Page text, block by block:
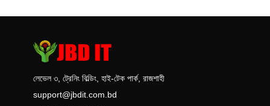
লেভেল ৩, ট্রেনিং বিল্ডিং, হাই-টেক পার্ক, রাজশাহী
support@jbdit.com.bd